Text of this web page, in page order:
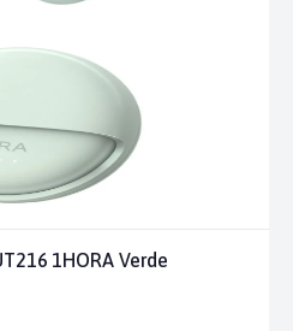
1HORA Verde